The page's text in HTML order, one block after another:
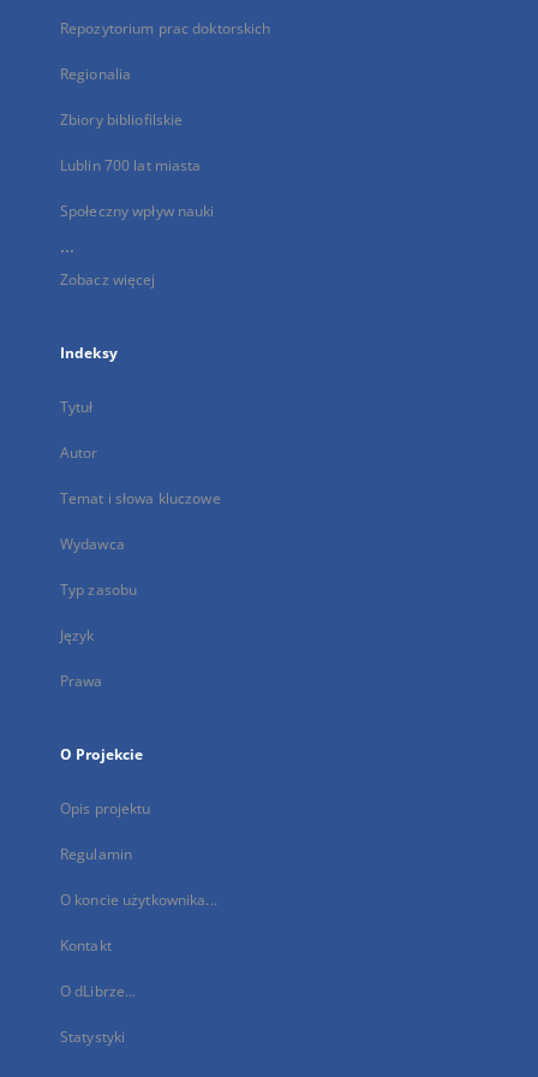
Repozytorium prac doktorskich
Regionalia
Zbiory bibliofilskie
Lublin 700 lat miasta
Społeczny wpływ nauki
...
Zobacz więcej
Indeksy
Tytuł
Autor
Temat i słowa kluczowe
Wydawca
Typ zasobu
Język
Prawa
O Projekcie
Opis projektu
Regulamin
O koncie użytkownika...
Kontakt
O dLibrze...
Statystyki